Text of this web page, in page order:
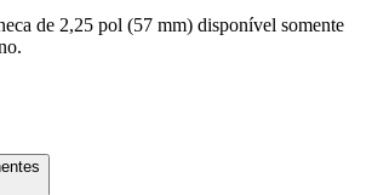
de 2,25 pol (57 mm) disponível somente